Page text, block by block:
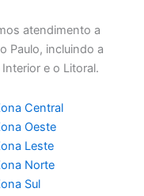
atendimento a
Paulo, incluindo a
e o Litoral.
Central
Oeste
Leste
Norte
Sul